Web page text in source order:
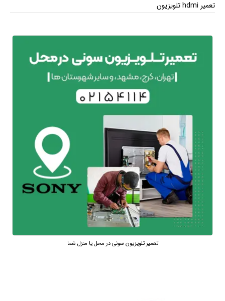
تعمیر hdmi تلویزیون
تعمیر تلویزیون سونی در محل یا منزل شما